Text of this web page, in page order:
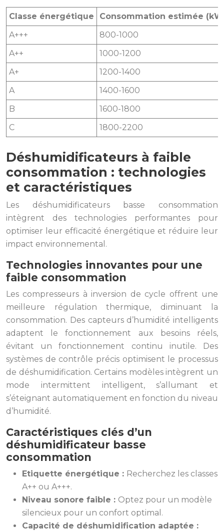
Classe énergétique
Consommation estimée
A+++
800-1000
A++
1000-1200
A+
1200-1400
A
1400-1600
B
1600-1800
C
1800-2200
Déshumidificateurs à faible
consommation : technologies
et caractéristiques
Les déshumidificateurs basse consommation
intègrent des technologies performantes pour
optimiser leur efficacité énergétique et réduire leur
impact environnemental.
Technologies innovantes pour une
faible consommation
Les compresseurs à inversion de cycle offrent une
meilleure régulation thermique, diminuant la
consommation. Des capteurs d’humidité intelligents
adaptent le fonctionnement aux besoins réels,
évitant un fonctionnement continu inutile. Des
systèmes de contrôle précis optimisent le processus
de déshumidification. Certains modèles intègrent un
mode intermittent intelligent, s’allumant et
s’éteignant automatiquement en fonction du niveau
d’humidité.
Caractéristiques clés d’un
déshumidificateur basse
consommation
Etiquette énergétique : Recherchez les classes
A++ ou A+++.
Niveau sonore faible : Optez pour un modèle
silencieux pour un confort optimal.
Capacité de déshumidification adaptée :